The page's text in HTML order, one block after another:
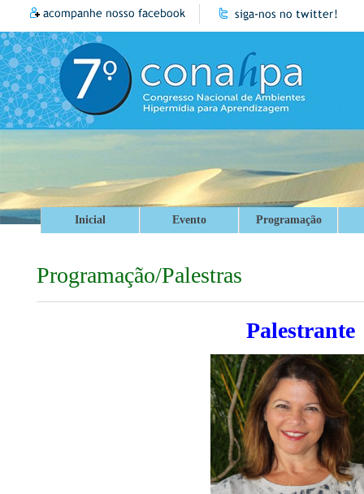
Inicial Evento Programação
Programação/Palestras
Palestrante